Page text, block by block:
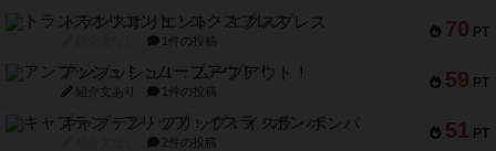
70 PT
トランスオリエント・エクスプレス
1件の投稿
59 PT
アンブッシュ！：ムーブアウト！
紹介文あり 1件の投稿
51 PT
キャプテン・フリップ：イスラ・ボンバ
2件の投稿